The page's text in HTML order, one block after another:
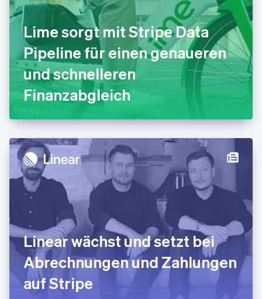
Lime sorgt mit Stripe Data
Pipeline für einen genaueren
und schnelleren
Finanzabgleich
Linear wächst und setzt bei
Abrechnungen und Zahlungen
auf Stripe
Gibraltar
Griechenland
Indien
English
Irland
English
Japan
日本語English
Kanada
EnglishFrançais
Kroatien
English Italiano
Lettland
Liechtenstein
DeutschEnglish
Litauen
English
Luxemburg
FrançaisDeutschEnglish
Malaysia